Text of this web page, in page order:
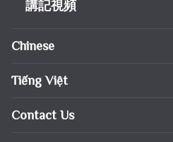
講記視頻
Chinese
Tiếng Việt
Contact Us